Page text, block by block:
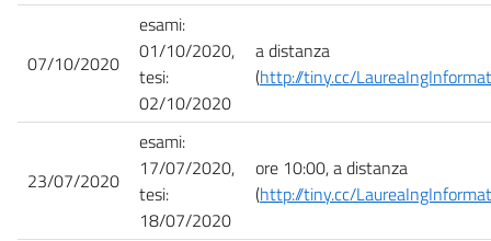
07/10/2020
esami:
01/10/2020,
tesi:
02/10/2020
a distanza
(http://tiny.cc/
23/07/2020
esami:
17/07/2020,
tesi:
18/07/2020
ore 10:00, a distanza
(http://tiny.cc/